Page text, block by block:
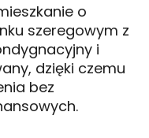
o
szeregowym z
i
dzięki czemu
bez